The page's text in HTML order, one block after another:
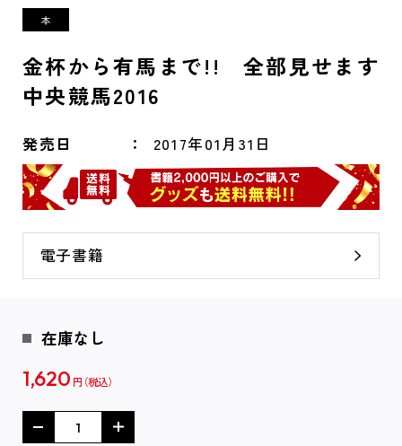
金杯から有馬まで!! 全部見せます
中央競馬2016
発売日 2017年01月31日
電子書籍
在庫なし
1,620 円